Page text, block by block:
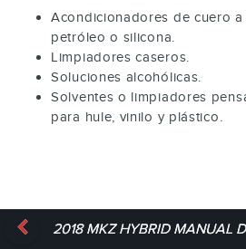
Acondicionadores de cuero
petróleo o silicona.
Limpiadores caseros.
Soluciones alcohólicas.
Solventes o limpiadores
para hule, vinilo y plástico.